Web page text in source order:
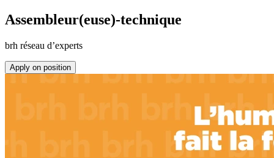
Assembleur(euse)-technique
brh réseau d’experts
Apply on position